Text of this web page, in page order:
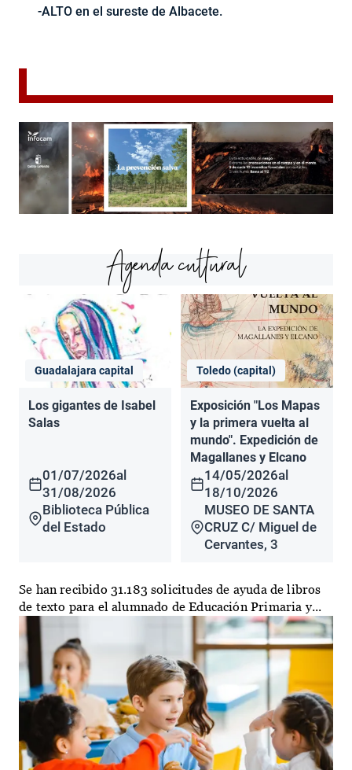
-ALTO en el sureste de Albacete.
Agenda cultural
Guadalajara capital
Los gigantes de Isabel
Salas
01/07/2026al
31/08/2026
Biblioteca Pública
del Estado
Toledo (capital)
Exposición "Los Mapas
y la primera vuelta al
mundo". Expedición de
Magallanes y Elcano
14/05/2026al
18/10/2026
MUSEO DE SANTA
CRUZ C/ Miguel de
Cervantes, 3
Se han recibido 31.183 solicitudes de ayuda de libros
de texto para el alumnado de Educación Primaria y...